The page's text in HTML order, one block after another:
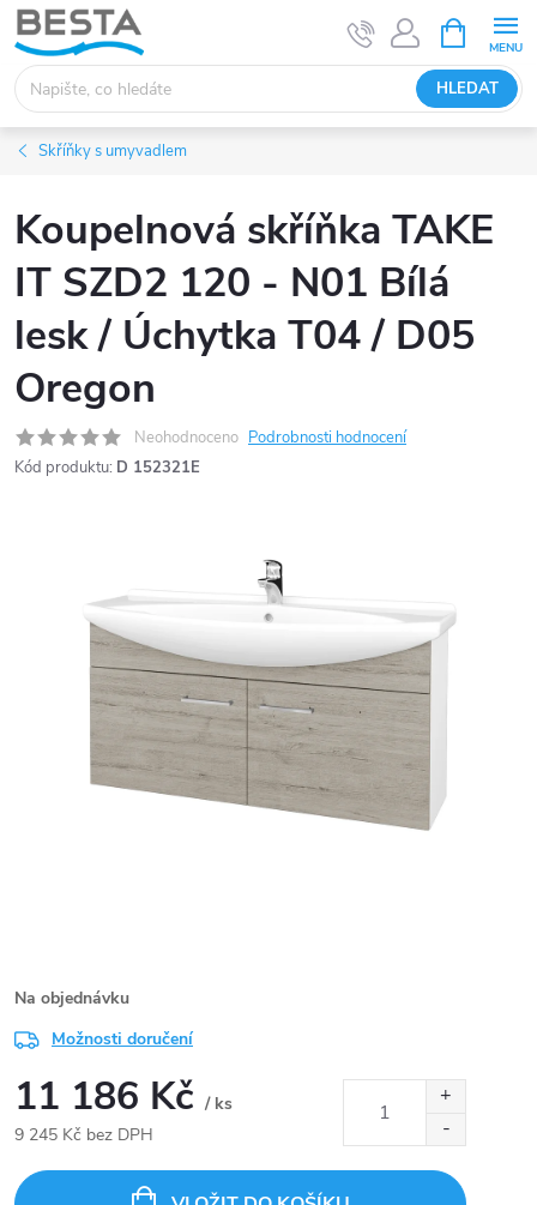
Přejít
na
obsah
HLEDAT
NÁKUPNÍ
KOŠÍK
Skříňky s umyvadlem
Koupelnová skříňka TAKE
IT SZD2 120 - N01 Bílá
lesk / Úchytka T04 / D05
Oregon
Neohodnoceno Podrobnosti hodnocení
Kód produktu: D 152321E
Na objednávku
Možnosti doručení
11 186 Kč / ks
9 245 Kč bez DPH
cena: